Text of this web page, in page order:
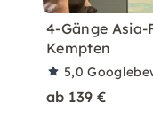
4-Gänge
Kempten
5,0
ab 139 €